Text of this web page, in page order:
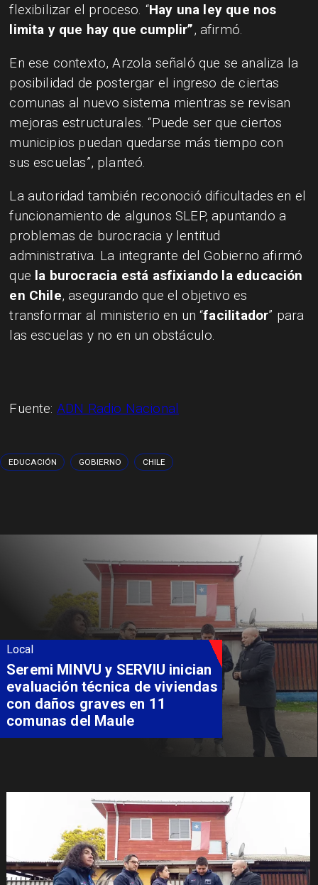
flexibilizar el proceso. “Hay una ley que nos
limita y que hay que cumplir”, afirmó.
En ese contexto, Arzola señaló que se analiza la
posibilidad de postergar el ingreso de ciertas
comunas al nuevo sistema mientras se revisan
mejoras estructurales. “Puede ser que ciertos
municipios puedan quedarse más tiempo con
sus escuelas”, planteó.
La autoridad también reconoció dificultades en el
funcionamiento de algunos SLEP, apuntando a
problemas de burocracia y lentitud
administrativa. La integrante del Gobierno afirmó
que la burocracia está asfixiando la educación
en Chile, asegurando que el objetivo es
transformar al ministerio en un “facilitador” para
las escuelas y no en un obstáculo.
Fuente: ADN Radio Nacional
EDUCACIÓN GOBIERNO CHILE
Local
Seremi MINVU y SERVIU inician
evaluación técnica de viviendas
con daños graves en 11
comunas del Maule